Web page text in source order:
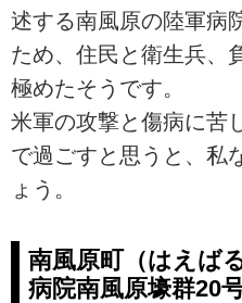
述する南風原の陸軍病
ため、住民と衛生兵、
極めたそうです。
米軍の攻撃と傷病に苦
で過ごすと思うと、私
ょう。
南風原町（はえば
病院南風原壕群20